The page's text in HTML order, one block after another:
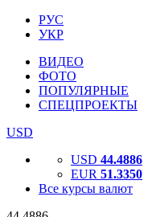
РУС
УКР
ВИДЕО
ФОТО
ПОПУЛЯРНЫЕ
СПЕЦПРОЕКТЫ
USD
USD 44.4886
EUR 51.3350
Все курсы валют